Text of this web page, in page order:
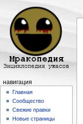
навигация
Главная
Сообщество
Свежие правки
Новые страницы